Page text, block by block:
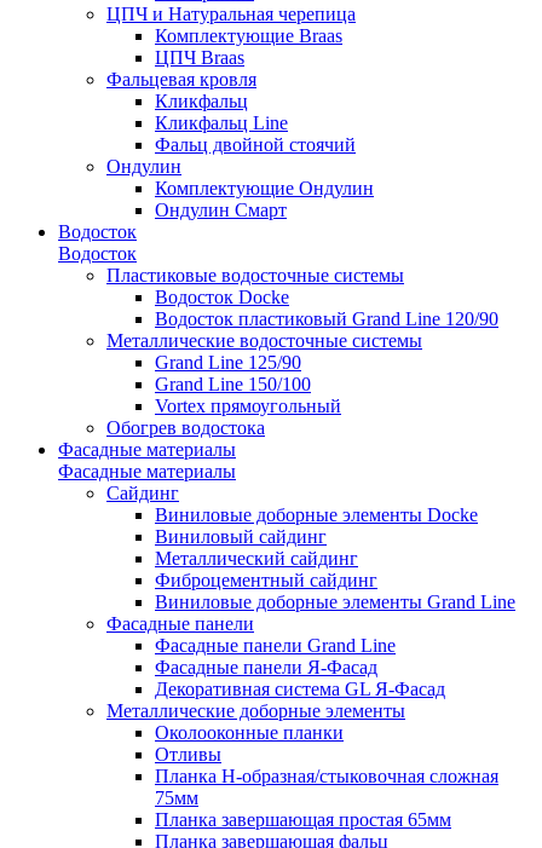
ЦПЧ и Натуральная черепица
Комплектующие Braas
ЦПЧ Braas
Фальцевая кровля
Кликфальц
Кликфальц Line
Фальц двойной стоячий
Ондулин
Комплектующие Ондулин
Ондулин Смарт
Водосток
Водосток
Пластиковые водосточные системы
Водосток Docke
Водосток пластиковый Grand Line 120/90
Металлические водосточные системы
Grand Line 125/90
Grand Line 150/100
Vortex прямоугольный
Обогрев водостока
Фасадные материалы
Фасадные материалы
Сайдинг
Виниловые доборные элементы Docke
Виниловый сайдинг
Металлический сайдинг
Фиброцементный сайдинг
Виниловые доборные элементы Grand Line
Фасадные панели
Фасадные панели Grand Line
Фасадные панели Я-Фасад
Декоративная система GL Я-Фасад
Металлические доборные элементы
Околооконные планки
Отливы
Планка H-образная/стыковочная сложная
75мм
Планка завершающая простая 65мм
Планка завершающая фальц